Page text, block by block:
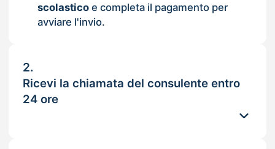
scolasticoe completa il pagamento per
avviare l'invio.
2.
Ricevi la chiamata del consulente entro
24 ore